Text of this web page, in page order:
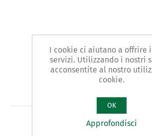
FLESSOMETRO Tipo GUSCIO IN
I cookie ci aiutano a offrire
servizi. Utilizzando i nostri
acconsentite al nostro
cookie.
OK
Approfondisci